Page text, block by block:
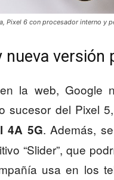
Pixel 6 con procesador interno y
nueva versión
la web, Google
sucesor del Pixel
4A 5G. Además,
“Slider”, que
usa en los